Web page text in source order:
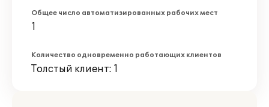
Общее число автоматизированных рабочих мест
1
Количество одновременно работающих клиентов
Толстый клиент: 1